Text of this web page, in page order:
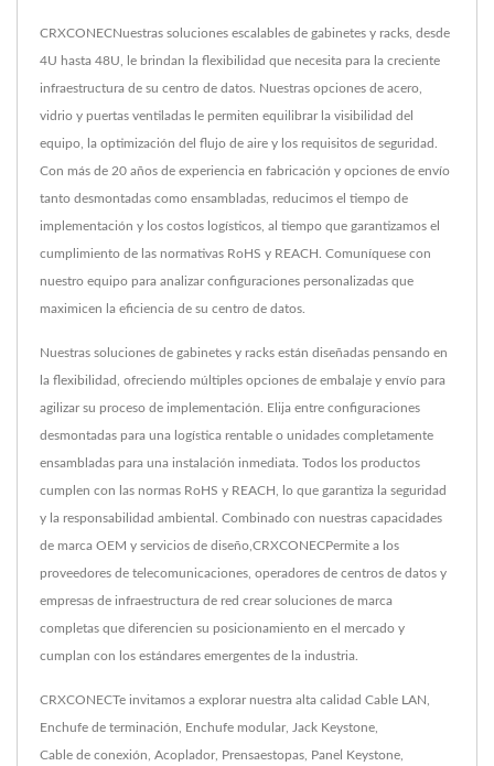
CRXCONECNuestras soluciones escalables de gabinetes y racks, desde
4U hasta 48U, le brindan la flexibilidad que necesita para la creciente
infraestructura de su centro de datos. Nuestras opciones de acero,
vidrio y puertas ventiladas le permiten equilibrar la visibilidad del
equipo, la optimización del flujo de aire y los requisitos de seguridad.
Con más de 20 años de experiencia en fabricación y opciones de envío
tanto desmontadas como ensambladas, reducimos el tiempo de
implementación y los costos logísticos, al tiempo que garantizamos el
cumplimiento de las normativas RoHS y REACH. Comuníquese con
nuestro equipo para analizar configuraciones personalizadas que
maximicen la eficiencia de su centro de datos.
Nuestras soluciones de gabinetes y racks están diseñadas pensando en
la flexibilidad, ofreciendo múltiples opciones de embalaje y envío para
agilizar su proceso de implementación. Elija entre configuraciones
desmontadas para una logística rentable o unidades completamente
ensambladas para una instalación inmediata. Todos los productos
cumplen con las normas RoHS y REACH, lo que garantiza la seguridad
y la responsabilidad ambiental. Combinado con nuestras capacidades
de marca OEM y servicios de diseño,CRXCONECPermite a los
proveedores de telecomunicaciones, operadores de centros de datos y
empresas de infraestructura de red crear soluciones de marca
completas que diferencien su posicionamiento en el mercado y
cumplan con los estándares emergentes de la industria.
CRXCONECTe invitamos a explorar nuestra alta calidad Cable LAN
Enchufe de terminación Enchufe modular, Jack Keystone
Cable de conexión Acoplador, Prensaestopas Panel Keystone